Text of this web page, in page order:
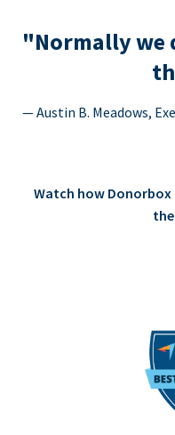
"Normally we
— Austin B. Meadows,
Watch how Donorbox